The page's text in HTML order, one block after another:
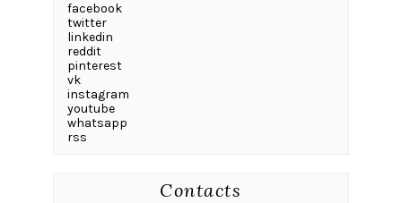
facebook
twitter
linkedin
reddit
pinterest
vk
instagram
youtube
whatsapp
rss
Contacts